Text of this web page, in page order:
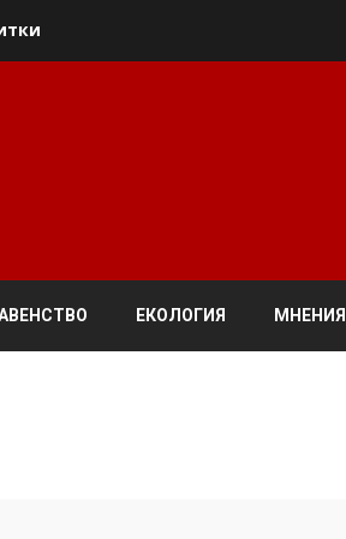
ЕКОЛОГИЯ МНЕНИЯ